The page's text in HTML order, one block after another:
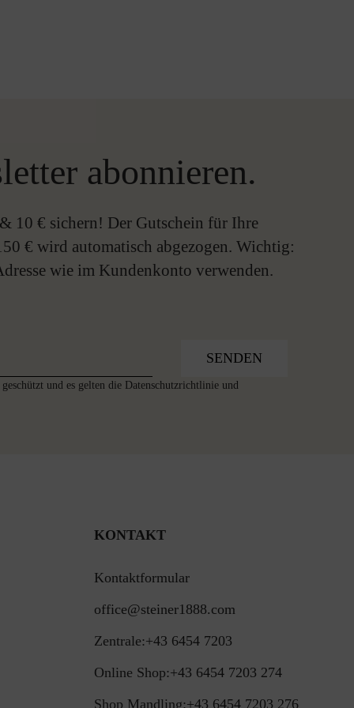
abonnieren.
10 € sichern! Der Gutschein für Ihre
€ wird automatisch abgezogen. Wichtig:
wie im Kundenkonto verwenden.
SENDEN
und es gelten die Datenschutzrichtlinie und
KONTAKT
Kontaktformular
office@steiner1888.com
Zentrale:+43 6454 7203
Online Shop:+43 6454 7203 274
Shop Mandling:+43 6454 7203 276